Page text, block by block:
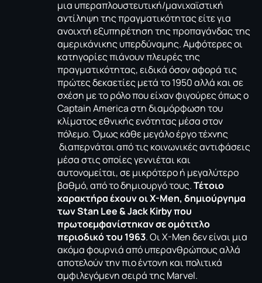
μια υπεραπλουστευτική/μανιχαϊστική
αντίληψη της πραγματικότητας είτε για
ανοιχτή εξυπηρέτηση της προπαγάνδας της
αμερικάνικης υπερδύναμης. Αμφότερες οι
κατηγορίες πιάνουν πλευρές της
πραγματικότητας, ειδικά όσον αφορά τις
πρώτες δεκαετίες μετά το 1950 αλλά και σε
σχέση με το ρόλο που είχαν φιγούρες όπως ο
Captain America στη διαμόρφωση του
κλίματος εθνικής ενότητας μέσα στον
πόλεμο. Όμως κάθε μεγάλο έργο τέχνης
διαπερνάται από τις κοινωνικές αντιφάσεις
μέσα στις οποίες γεννιέται και
αυτονομείται, σε μικρότερο ή μεγαλύτερο
βαθμό, από το δημιουργό τους.Τέτοιο
χαρακτήρα έχουν οι X-Men, δημιούργημα
των Stan Lee & Jack Kirby που
πρωτοεμφανίστηκαν σε ομότιτλο
περιοδικό του 1963. Oι X-Men δεν είναι μια
ακόμα φουρνιά από υπερανθρώπους αλλά
αποτελούν την πιο έντονη και πολιτικά
αμφιλεγόμενη σειρά της Marvel.